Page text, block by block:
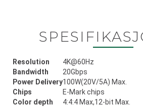
Resolution
4K@60Hz
Bandwidth
20Gbps
Power Delivery100W(20V/5A) Max.
Chips
E-Mark chips
Color depth
4:4:4 Max,12-bit Max.